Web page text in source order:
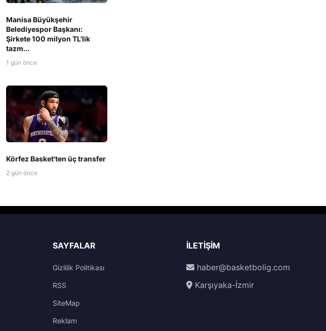
Manisa Büyükşehir
Belediyespor Başkanı:
Şirkete 100 milyon TL'lik
tazm...
1 gün önce
Körfez Basket'ten üç transfer
2 gün önce
SAYFALAR
Gizlilik Politikası
RSS
SiteMap
Reklam
İLETIŞIM
haber@basketbolig.com
Karşıyaka-İzmir